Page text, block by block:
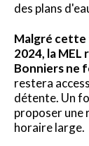
des plans
Malgré
2024, la MEL
Bonniers ne
restera
détente. Un
proposer une
horaire large.